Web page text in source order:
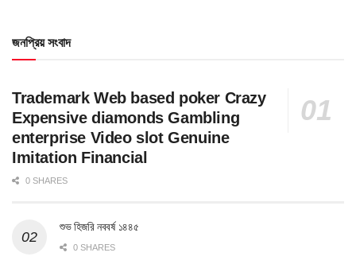
জনপ্রিয় সংবাদ
Trademark Web based poker Crazy
Expensive diamonds Gambling
enterprise Video slot Genuine
Imitation Financial
0 SHARES
শুভ হিজরি নববর্ষ ১৪৪৫
0 SHARES